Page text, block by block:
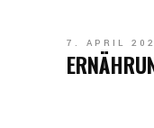
7. APRIL